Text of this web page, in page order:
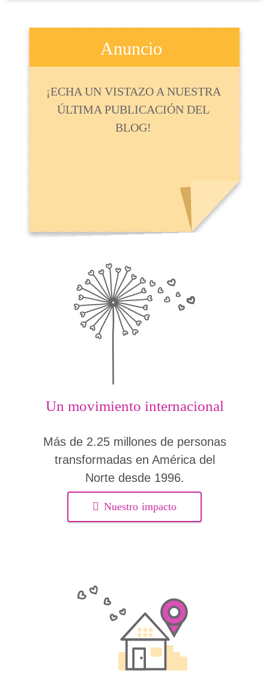
Un movimiento internacional
Más de 2.25 millones de personas
transformadas en América del
Norte desde 1996.
Nuestro impacto
Anuncio
¡ECHA UN VISTAZO A NUESTRA
ÚLTIMA PUBLICACIÓN DEL
BLOG!